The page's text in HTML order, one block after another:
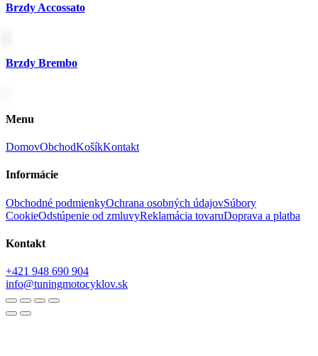
Brzdy Accossato
Brzdy Brembo
Menu
DomovObchodKošíkKontakt
Informácie
Obchodné podmienkyOchrana osobných údajovSúbory
CookieOdstúpenie od zmluvyReklamácia tovaruDoprava a platba
Kontakt
+421 948 690 904
info@tuningmotocyklov.sk